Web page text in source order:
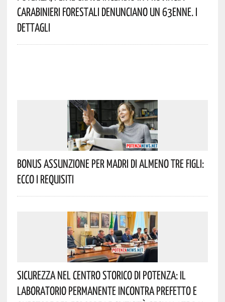
Carabinieri Forestali Denunciano Un 63enne. I
Dettagli
Bonus Assunzione Per Madri Di Almeno Tre Figli:
Ecco I Requisiti
Sicurezza Nel Centro Storico Di Potenza: Il
Laboratorio Permanente Incontra Prefetto E